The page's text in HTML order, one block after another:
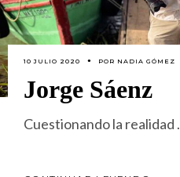
10 JULIO 2020 POR NADIA GÓMEZ
Jorge Sáenz
Cuestionando la realidad